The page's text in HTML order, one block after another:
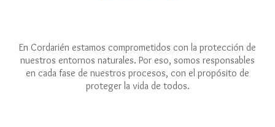
En Cordarién estamos comprometidos con la protección de
nuestros entornos naturales. Por eso, somos responsables
en cada fase de nuestros procesos, con el propósito de
proteger la vida de todos.